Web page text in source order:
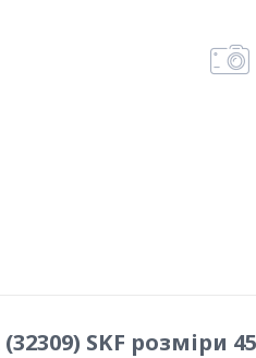
SKF розміри